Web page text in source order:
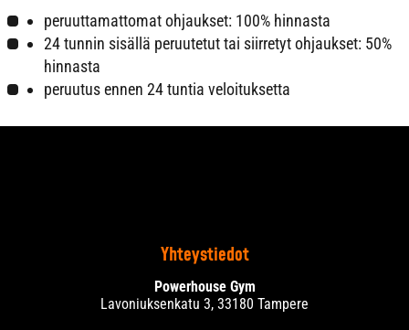
peruuttamattomat ohjaukset: 100% hinnasta
24 tunnin sisällä peruutetut tai siirretyt ohjaukset: 50%
hinnasta
peruutus ennen 24 tuntia veloituksetta
Yhteystiedot
Powerhouse Gym
Lavoniuksenkatu 3, 33180 Tampere